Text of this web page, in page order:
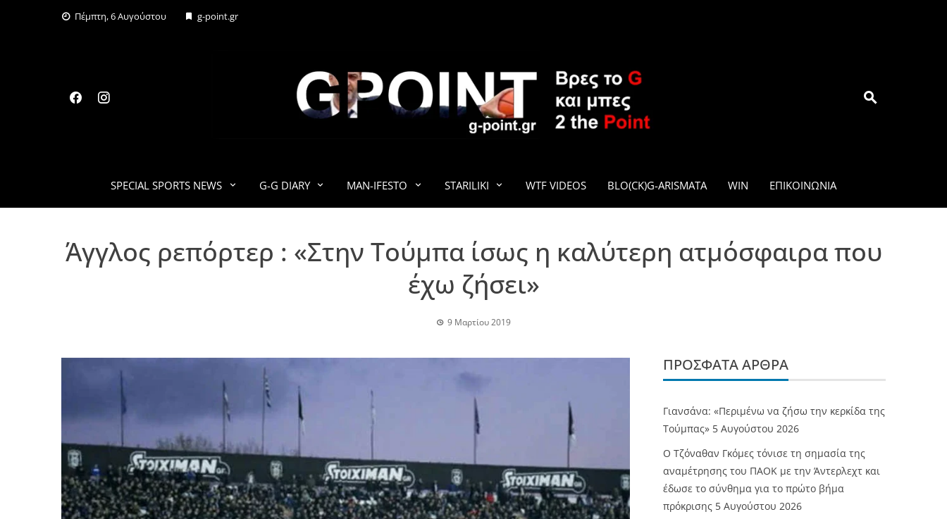
Πέμπτη, 6 Αυγούστου g-point.gr
G-POINT.GR
SPECIAL SPORTS NEWS G-G DIARY MAN-IFESTO STARILIKI WTF VIDEOS BLO(CK)G-ARISMATA WIN ΕΠΙΚΟΙΝΩΝΊΑ
Άγγλος ρεπόρτερ : «Στην Τούμπα ίσως η καλύτερη ατμόσφαιρα που
έχω ζήσει»
9 Μαρτίου 2019
ΠΡΌΣΦΑΤΑ ΆΡΘΡΑ
Γιανσάνα: «Περιμένω να ζήσω την κερκίδα της
Τούμπας» 5 Αυγούστου 2026
Ο Τζόναθαν Γκόμες τόνισε τη σημασία της
αναμέτρησης του ΠΑΟΚ με την Άντερλεχτ και
έδωσε το σύνθημα για το πρώτο βήμα
πρόκρισης 5 Αυγούστου 2026